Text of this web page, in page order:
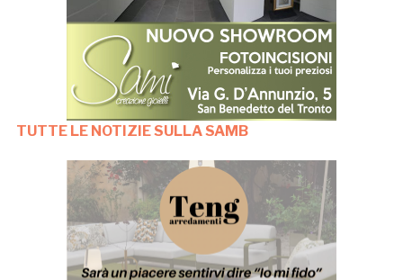
TUTTE LE NOTIZIE SULLA SAMB